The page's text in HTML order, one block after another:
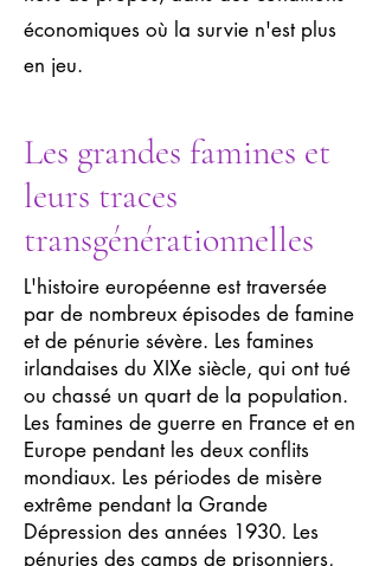
économiques où la survie n'est plus
en jeu.
Les grandes famines et
leurs traces
transgénérationnelles
L'histoire européenne est traversée
par de nombreux épisodes de famine
et de pénurie sévère. Les famines
irlandaises du XIXe siècle, qui ont tué
ou chassé un quart de la population.
Les famines de guerre en France et en
Europe pendant les deux conflits
mondiaux. Les périodes de misère
extrême pendant la Grande
Dépression des années 1930. Les
pénuries des camps de prisonniers,